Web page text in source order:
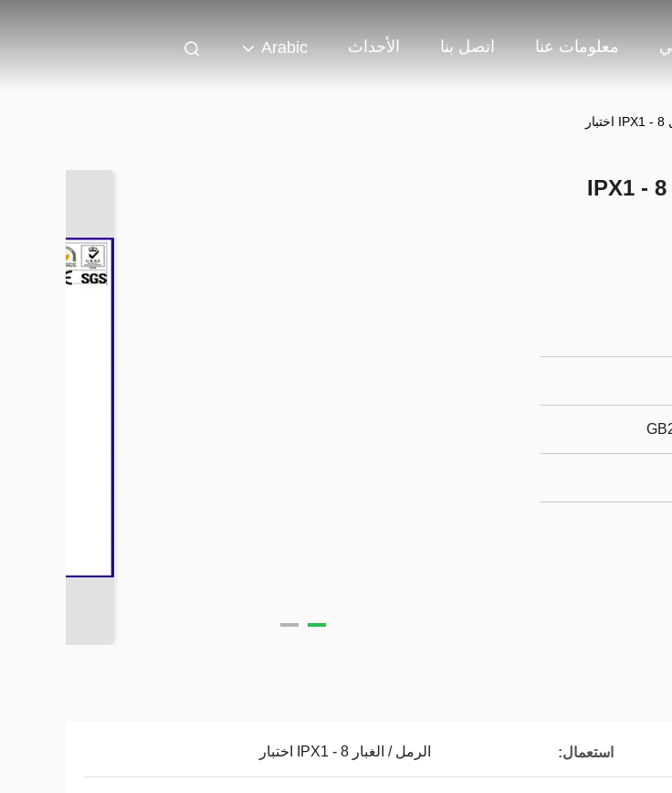
معلومات عنا اتصل بنا الأحداث Arabic
IEC60529 الرقمية الرمل والغبار اختبار الغرفة ل IPX1 - 8
استعمال: الرمل / الغبار IPX1 - 8 اختبار